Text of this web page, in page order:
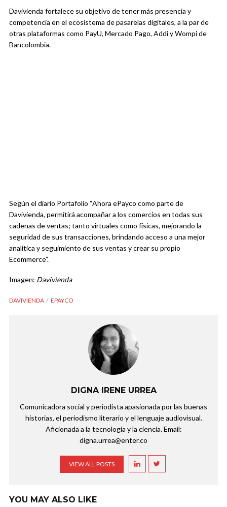
Davivienda fortalece su objetivo de tener más presencia y
competencia en el ecosistema de pasarelas digitales, a la par de
otras plataformas como PayU, Mercado Pago, Addi y Wompi de
Bancolombia.
Según el diario Portafolio “Ahora ePayco como parte de
Davivienda, permitirá acompañar a los comercios en todas sus
cadenas de ventas; tanto virtuales como físicas, mejorando la
seguridad de sus transacciones, brindando acceso a una mejor
analítica y seguimiento de sus ventas y crear su propio
Ecommerce”.
Imagen: Davivienda
DAVIVIENDA EPAYCO
DIGNA IRENE URREA
Comunicadora social y periodista apasionada por las buenas
historias, el periodismo literario y el lenguaje audiovisual.
Aficionada a la tecnología y la ciencia. Email:
digna.urrea@enter.co
VIEW ALL POSTS
YOU MAY ALSO LIKE